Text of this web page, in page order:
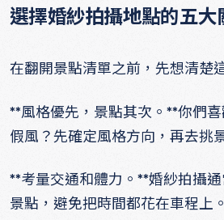
選擇婚紗拍攝地點的五大
在翻開景點清單之前，先想清楚
**風格優先，景點其次。**你們
假風？先確定風格方向，再去挑
**考量交通和體力。**婚紗拍攝
景點，避免把時間都花在車程上